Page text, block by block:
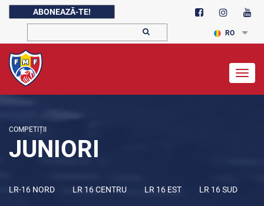
ABONEAZĂ-TE!
RO
COMPETIȚII
JUNIORI
LR-16 NORD LR 16 CENTRU LR 16 EST LR 16 SUD